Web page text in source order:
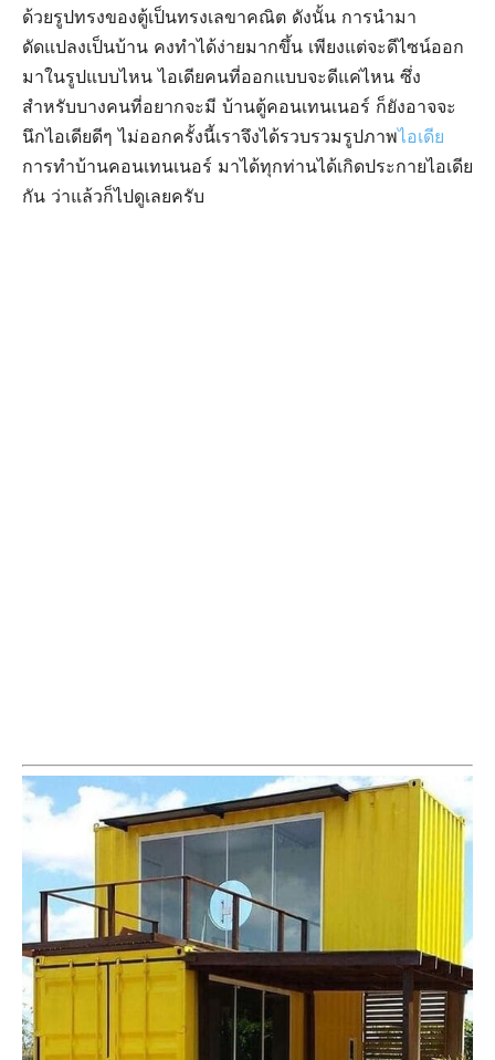
ด้วยรูปทรงของตู้เป็นทรงเลขาคณิต ดังนั้น การนำมา
ดัดแปลงเป็นบ้าน คงทำได้ง่ายมากขึ้น เพียงแต่จะดีไซน์ออก
มาในรูปแบบไหน ไอเดียคนที่ออกแบบจะดีแค่ไหน ซึ่ง
สำหรับบางคนที่อยากจะมี บ้านตู้คอนเทนเนอร์ ก็ยังอาจจะ
นึกไอเดียดีๆ ไม่ออกครั้งนี้เราจึงได้รวบรวมรูปภาพไอเดีย
การทำบ้านคอนเทนเนอร์ มาได้ทุกท่านได้เกิดประกายไอเดีย
กัน ว่าแล้วก็ไปดูเลยครับ